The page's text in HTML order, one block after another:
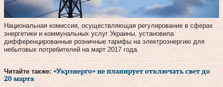
Национальная комиссия, осуществляющая регулирование в сферах
энергетики и коммунальных услуг Украины, установила
дифференцированные розничные тарифы на электроэнергию для
небытовых потребителей на март 2017 года.
Читайте также: «Укрэнерго» не планирует отключать свет до
20 марта